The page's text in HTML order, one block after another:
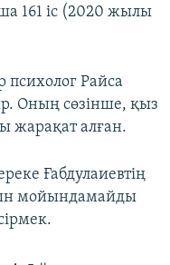
161 іс (2020 жылы
Райса
Оның сөзінше, қыз
жарақат алған.
Ғабдулаиевтің
мойындамайды